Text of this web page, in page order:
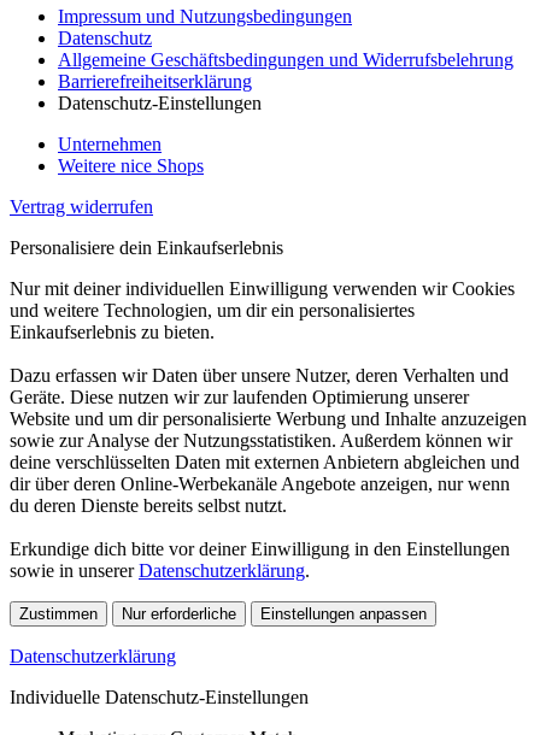
Impressum und Nutzungsbedingungen
Datenschutz
Allgemeine Geschäftsbedingungen und Widerrufsbelehrung
Barrierefreiheitserklärung
Datenschutz-Einstellungen
Unternehmen
Weitere nice Shops
Vertrag widerrufen
Personalisiere dein Einkaufserlebnis
Nur mit deiner individuellen Einwilligung verwenden wir Cookies
und weitere Technologien, um dir ein personalisiertes
Einkaufserlebnis zu bieten.
Dazu erfassen wir Daten über unsere Nutzer, deren Verhalten und
Geräte. Diese nutzen wir zur laufenden Optimierung unserer
Website und um dir personalisierte Werbung und Inhalte anzuzeigen
sowie zur Analyse der Nutzungsstatistiken. Außerdem können wir
deine verschlüsselten Daten mit externen Anbietern abgleichen und
dir über deren Online-Werbekanäle Angebote anzeigen, nur wenn
du deren Dienste bereits selbst nutzt.
Erkundige dich bitte vor deiner Einwilligung in den Einstellungen
sowie in unsererDatenschutzerklärung.
Zustimmen Nur erforderliche Einstellungen anpassen
Datenschutzerklärung
Individuelle Datenschutz-Einstellungen